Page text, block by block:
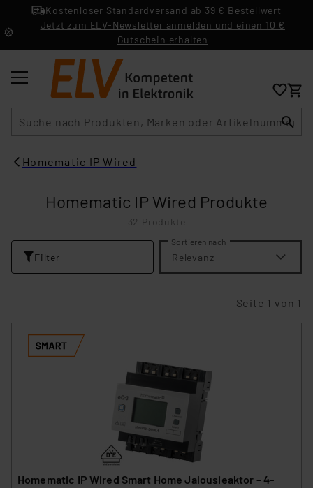
Kostenloser Standardversand ab 39 € Bestellwert
Jetzt zum ELV-Newsletter anmelden und einen 10 €
Gutschein erhalten
Homematic IP Wired
Homematic IP Wired Produkte
32 Produkte
Filter
Sortieren nach
Relevanz
Seite 1 von 1
Homematic IP Wired Smart Home Jalousieaktor – 4-